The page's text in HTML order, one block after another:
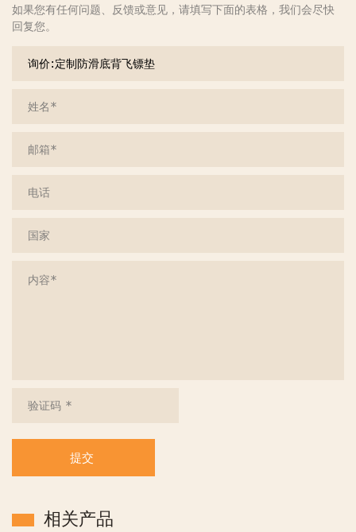
如果您有任何问题、反馈或意见，请填写下面的表格，我们会尽快
回复您。
提交
相关产品